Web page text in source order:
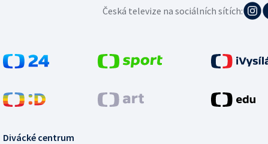
Divácké centrum
Česká televize na sociálních sítích: